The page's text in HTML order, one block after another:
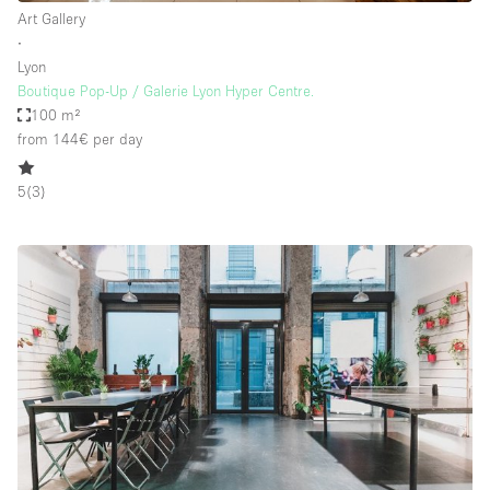
Art Gallery
∙
Lyon
Boutique Pop-Up / Galerie Lyon Hyper Centre.
100 m²
from 144€ per day
5(3)